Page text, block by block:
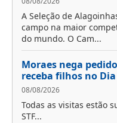
A Seleção de
campo na maior
do mundo. O Cam...
Moraes nega
receba filhos no
08/08/2026
Todas as visitas estão
STF...